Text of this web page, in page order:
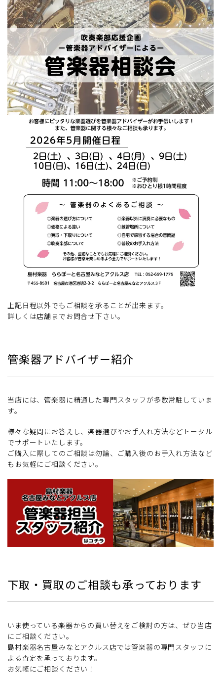
上記日程以外でもご相談を承ることが出来ます。
詳しくは店舗までお問合せ下さい。
管楽器アドバイザー紹介
当店には、管楽器に精通した専門スタッフが多数常駐していま
す。
様々な疑問にお答えし、楽器選びやお手入れ方法などトータル
でサポートいたします。
ご購入に際してのご相談は勿論、ご購入後のお手入れ方法など
もお気軽にご相談ください。
下取・買取のご相談も承っております
いま使っている楽器からの買い替えをご検討の方は、ぜひ当店
にご相談ください。
島村楽器名古屋みなとアクルス店では管楽器の専門スタッフに
よる査定を承っております。
お気軽にご相談ください！